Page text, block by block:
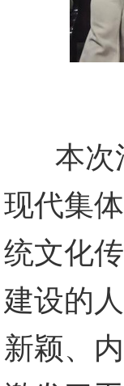
本次活
现代集
统文化
建设的
新颖、